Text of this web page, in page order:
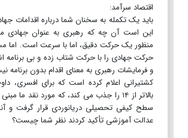
اقتصاد سرآمد:
باید یک تکمله به سخنان شما درباره اقدامات
این است آن چه که رهبری به عنوان جهادی
منظور یک حرکت دقیق، اما با سرعت است. اما
حرکت جهادی را با حرکت شتاب زده و بی برنامه
و فرمایشات رهبری به معنای اقدام بدون برنامه
کشتیرانی اعلام کرده است که برای افسری،
بالاتر از ۱۴ را جذب می کند، که مورد نقد ما
سطح کیفی تحصیلی دریانوردی قرار گرفت و
عدالت آموزشی تأکید کردند نظر شما چیست؟